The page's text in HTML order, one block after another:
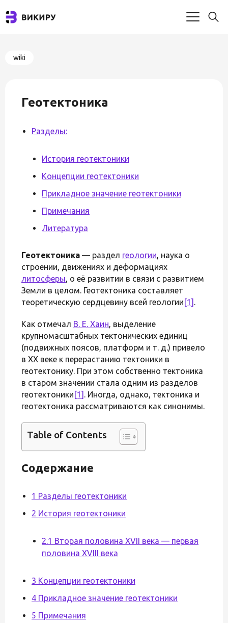
wiki
Геотектоника
Разделы:
История геотектоники
Концепции геотектоники
Прикладное значение геотектоники
Примечания
Литература
Геотектоника — раздел геологии, наука о
строении, движениях и деформациях
литосферы, о её развитии в связи с развитием
Земли в целом. Геотектоника составляет
теоретическую сердцевину всей геологии [1] .
Как отмечал В. Е. Хаин, выделение
крупномасштабных тектонических единиц
(подвижных поясов, платформ и т. д.) привело
в XX веке к перерастанию тектоники в
геотектонику. При этом собственно тектоника
в старом значении стала одним из разделов
геотектоники [1] . Иногда, однако, тектоника и
геотектоника рассматриваются как синонимы.
Table of Contents
Содержание
1 Разделы геотектоники
2 История геотектоники
2.1 Вторая половина XVII века — первая
половина XVIII века
3 Концепции геотектоники
4 Прикладное значение геотектоники
5 Примечания